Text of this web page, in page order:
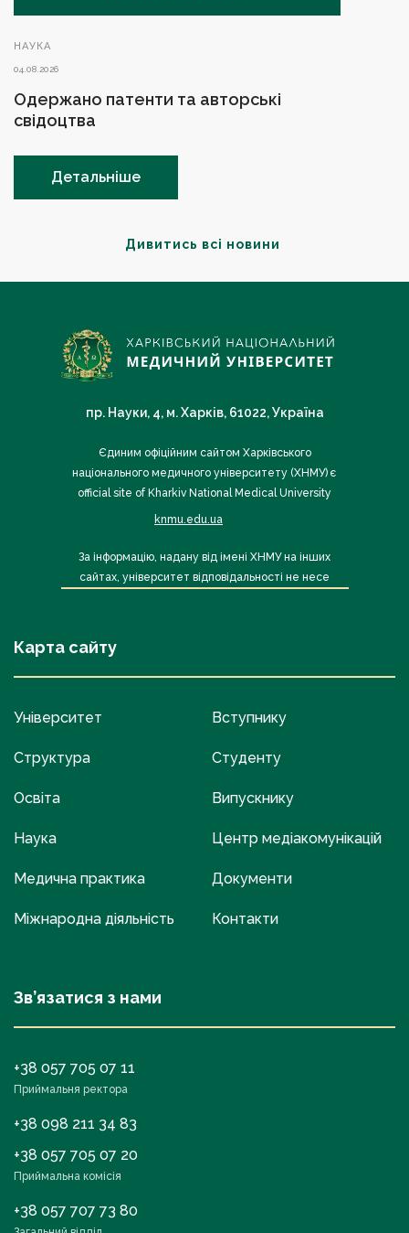
Дивитись всі новини
НАУКА
04.08.2026
Одержано патенти та авторські
свідоцтва
Детальніше
пр. Науки, 4, м. Харків, 61022, Україна
Єдиним офіційним сайтом Харківського
національного медичного університету (ХНМУ) є
official site of Kharkiv National Medical University
knmu.edu.ua
За інформацію, надану від імені ХНМУ на інших
сайтах, університет відповідальності не несе
Карта сайту
Університет
Структура
Освіта
Наука
Медична практика
Міжнародна діяльність
Вступнику
Студенту
Випускнику
Центр медіакомунікацій
Документи
Контакти
Зв’язатися з нами
+38 057 705 07 11
Приймальня ректора
+38 098 211 34 83
+38 057 705 07 20
Приймальна комісія
+38 057 707 73 80